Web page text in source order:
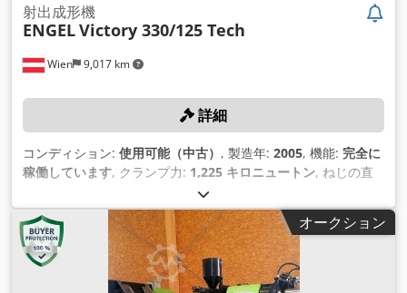
Wien 9,017 km
射出成形機
ENGELVictory 330/125 Tech
詳細
コンディション: 使用可能（中古） , 製造年: 2005, 機能: 完全に
稼働しています, クランプ力: 1,225 キロニュートン, ねじの直
オークション